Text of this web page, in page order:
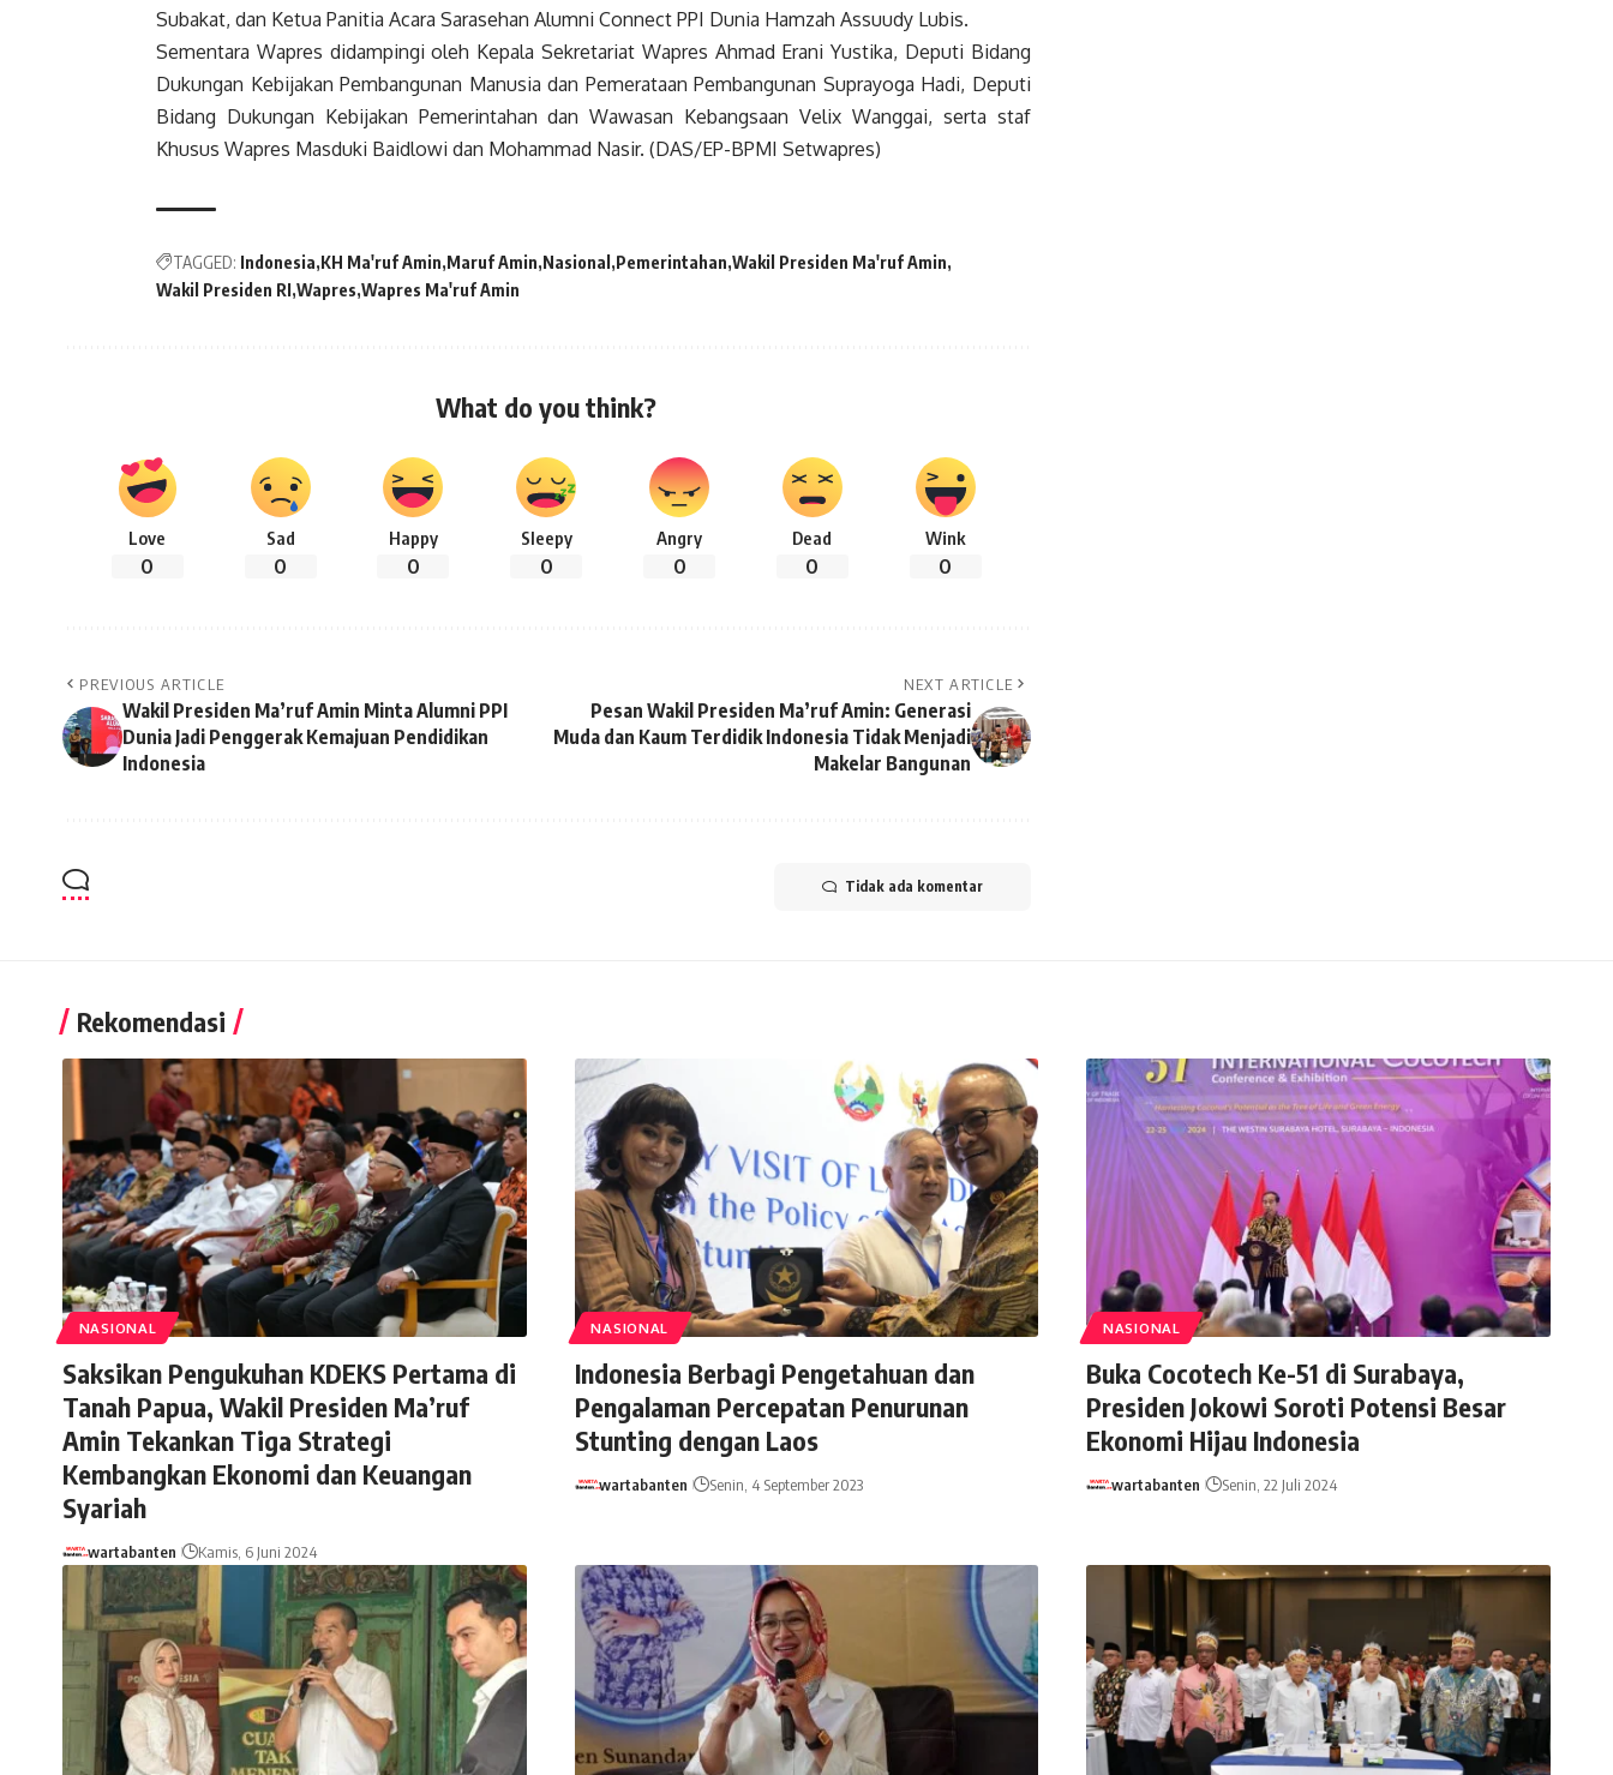
Subakat, dan Ketua Panitia Acara Sarasehan Alumni Connect PPI Dunia Hamzah Assuudy Lubis.
Sementara Wapres didampingi oleh Kepala Sekretariat Wapres Ahmad Erani Yustika, Deputi Bidang
Dukungan Kebijakan Pembangunan Manusia dan Pemerataan Pembangunan Suprayoga Hadi, Deputi
Bidang Dukungan Kebijakan Pemerintahan dan Wawasan Kebangsaan Velix Wanggai, serta staf
Khusus Wapres Masduki Baidlowi dan Mohammad Nasir. (DAS/EP-BPMI Setwapres)
TAGGED: Indonesia KH Ma'ruf Amin Maruf Amin Nasional Pemerintahan Wakil Presiden Ma'ruf Amin
Wakil Presiden RI Wapres Wapres Ma'ruf Amin
What do you think?
Love
0
Sad
0
Happy
0
Sleepy
0
Angry
0
Dead
0
Wink
0
PREVIOUS ARTICLE
Wakil Presiden Ma’ruf Amin Minta Alumni PPI
Dunia Jadi Penggerak Kemajuan Pendidikan
Indonesia
NEXT ARTICLE
Pesan Wakil Presiden Ma’ruf Amin: Generasi
Muda dan Kaum Terdidik Indonesia Tidak Menjadi
Makelar Bangunan
Tidak ada komentar
Rekomendasi
NASIONAL
Saksikan Pengukuhan KDEKS Pertama di
Tanah Papua, Wakil Presiden Ma’ruf
Amin Tekankan Tiga Strategi
Kembangkan Ekonomi dan Keuangan
Syariah
wartabanten Kamis, 6 Juni 2024
NASIONAL
Indonesia Berbagi Pengetahuan dan
Pengalaman Percepatan Penurunan
Stunting dengan Laos
wartabanten Senin, 4 September 2023
NASIONAL
Buka Cocotech Ke-51 di Surabaya,
Presiden Jokowi Soroti Potensi Besar
Ekonomi Hijau Indonesia
wartabanten Senin, 22 Juli 2024